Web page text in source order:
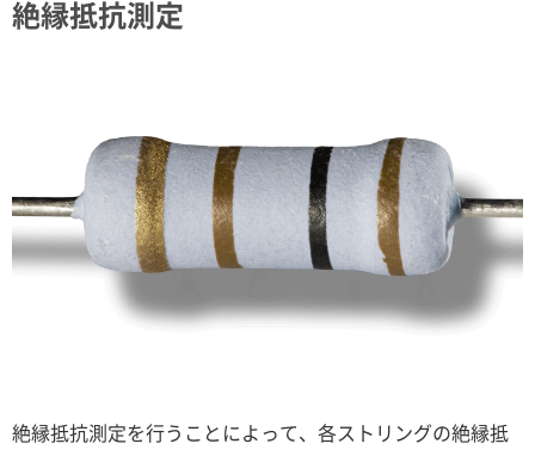
絶縁抵抗測定
絶縁抵抗測定を行うことによって、各ストリングの絶縁抵